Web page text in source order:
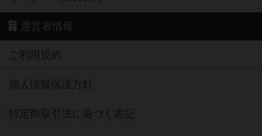
運営者情報
ご利用規約
個人情報保護方針
特定商取引法に基づく表記